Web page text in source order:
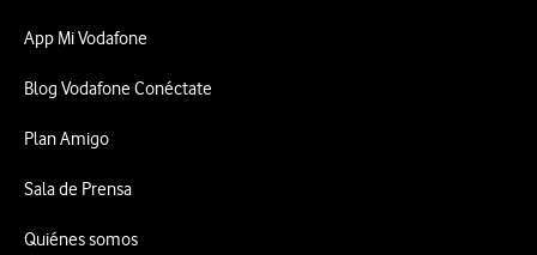
App Mi Vodafone
Blog Vodafone Conéctate
Plan Amigo
Sala de Prensa
Quiénes somos